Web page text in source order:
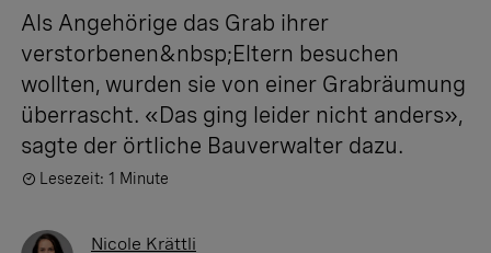
Als Angehörige das Grab ihrer
verstorbenen&nbsp;Eltern besuchen
wollten, wurden sie von einer Grabräumung
überrascht. «Das ging leider nicht anders»,
sagte der örtliche Bauverwalter dazu.
Lesezeit: 1 Minute
Nicole Krättli